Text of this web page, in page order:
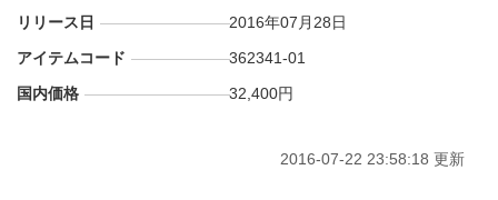
リリース日
2016年07月28日
アイテムコード
362341-01
国内価格
32,400円
2016-07-22 23:58:18 更新